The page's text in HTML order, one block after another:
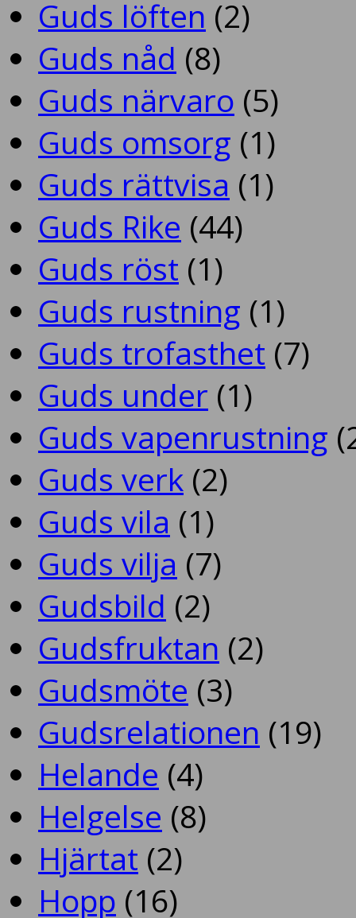
Guds löften (2)
Guds nåd (8)
Guds närvaro (5)
Guds omsorg (1)
Guds rättvisa (1)
Guds Rike (44)
Guds röst (1)
Guds rustning (1)
Guds trofasthet (7)
Guds under (1)
Guds vapenrustning
Guds verk (2)
Guds vila (1)
Guds vilja (7)
Gudsbild (2)
Gudsfruktan (2)
Gudsmöte (3)
Gudsrelationen (19)
Helande (4)
Helgelse (8)
Hjärtat (2)
Hopp (16)